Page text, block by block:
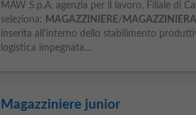
MAW S.p.A. agenzia per il lavoro, Filiale di
seleziona:
MAGAZZINIERE/ MAGAZZINIERA
inserita all'interno dello stabilimento
logistica impegnata...
Magazziniere junior